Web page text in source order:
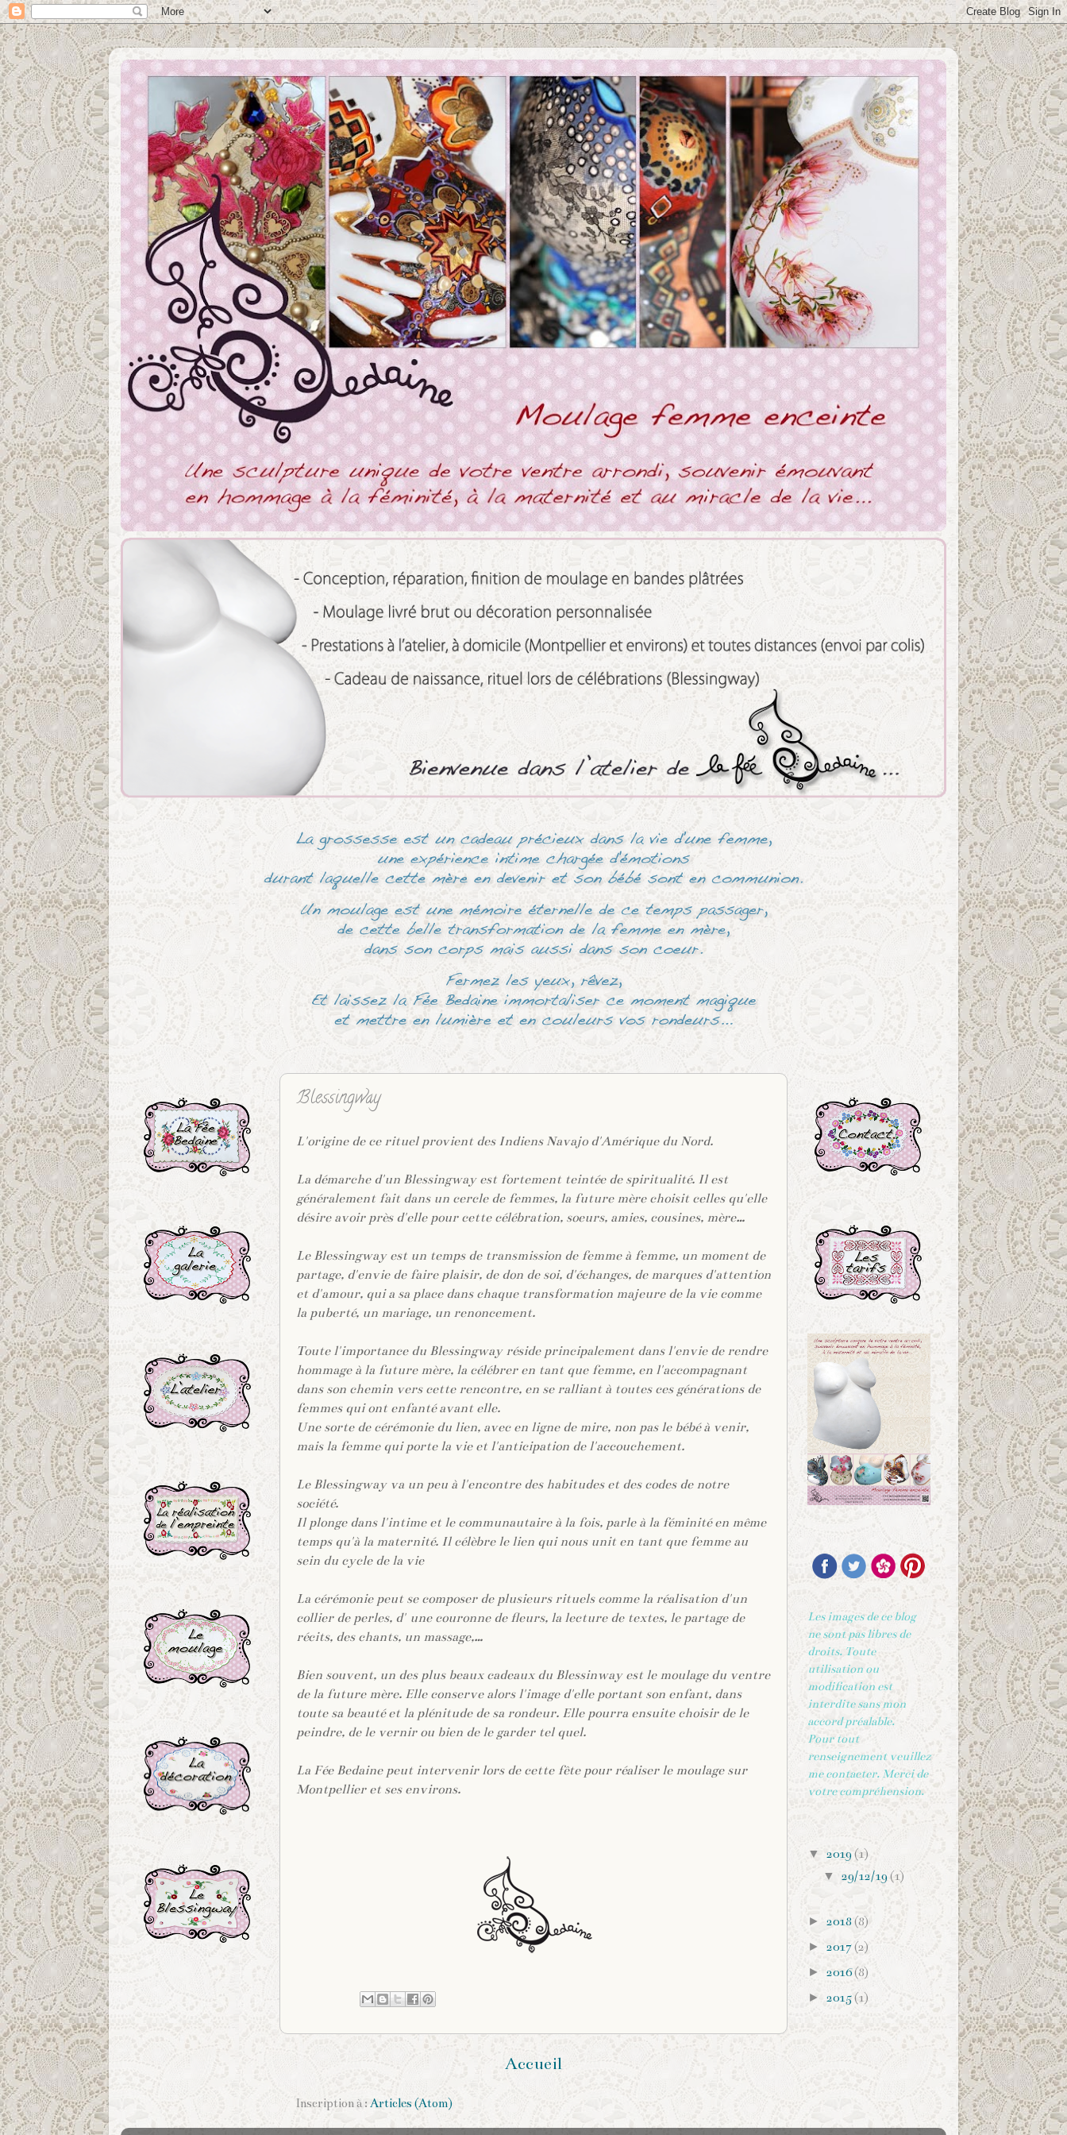
Blessingway
L'origine de ce rituel provient des Indiens Navajo d'Amérique du Nord.
La démarche d'un Blessingway est fortement teintée de spiritualité. Il est
généralement fait dans un cercle de femmes, la future mère choisit celles qu'elle
désire avoir près d'elle pour cette célébration, soeurs, amies, cousines, mère…
Le Blessingway est un temps de transmission de femme à femme, un moment de
partage, d'envie de faire plaisir, de don de soi, d'échanges, de marques d'attention
et d'amour, qui a sa place dans chaque transformation majeure de la vie comme
la puberté, un mariage, un renoncement.
Toute l'importance du Blessingway réside principalement dans l'envie de rendre
hommage à la future mère, la célébrer en tant que femme, en l'accompagnant
dans son chemin vers cette rencontre, en se ralliant à toutes ces générations de
femmes qui ont enfanté avant elle.
Une sorte de cérémonie du lien, avec en ligne de mire, non pas le bébé à venir,
mais la femme qui porte la vie et l'anticipation de l'accouchement.
Le Blessingway va un peu à l'encontre des habitudes et des codes de notre
société.
Il plonge dans l'intime et le communautaire à la fois, parle à la féminité en même
temps qu'à la maternité. Il célèbre le lien qui nous unit en tant que femme au
sein du cycle de la vie
La cérémonie peut se composer de plusieurs rituels comme la réalisation d'un
collier de perles, d'une couronne de fleurs, la lecture de textes, le partage de
récits, des chants, un massage,…
Bien souvent, un des plus beaux cadeaux du Blessinway est le moulage du ventre
de la future mère. Elle conserve alors l'image d'elle portant son enfant, dans
toute sa beauté et la plénitude de sa rondeur. Elle pourra ensuite choisir de le
peindre, de le vernir ou bien de le garder tel quel.
La Fée Bedaine peut intervenir lors de cette fête pour réaliser le moulage sur
Montpellier et ses environs.
Accueil
Inscription à : Articles (Atom)
Les images de ce blog
ne sont pas libres de
droits. Toute
utilisation ou
modification est
interdite sans mon
accord préalable.
Pour tout
renseignement veuillez
me contacter. Merci de
votre compréhension.
▼ 2019 (1)
▼29/12/19(1)
► 2018 (8)
► 2017(2)
► 2016(8)
► 2015(1)